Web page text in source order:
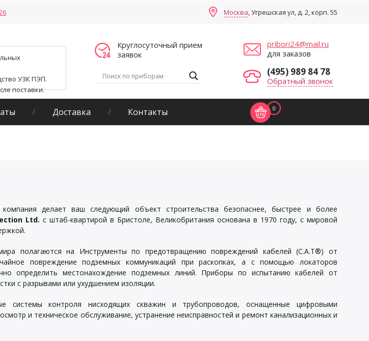
Москва, Угрешская ул, д. 2, корп. 55
УЗК ПЭП.
поставки.
Круглосуточный прием
заявок
pribori24@mail.ru
для заказов
(495) 989 84 78
Обратный звонок
Доставка Контакты 0
компания делает ваш следующий объект строительства безопаснее, быстрее и более
Ltd. с штаб-квартирой в Бристоле, Великобритания основана в 1970 году, с мировой
полагаются на Инструменты по предотвращению повреждений кабелей (C.A.T®) от
повреждение подземных коммуникаций при раскопках, а с помощью локаторов
определить местонахождение подземных линий. Приборы по испытанию кабелей от
с разрывами или ухудшением изоляции.
системы контроля нисходящих скважин и трубопроводов, оснащенные цифровыми
и техническое обслуживание, устранение неисправностей и ремонт канализационных и